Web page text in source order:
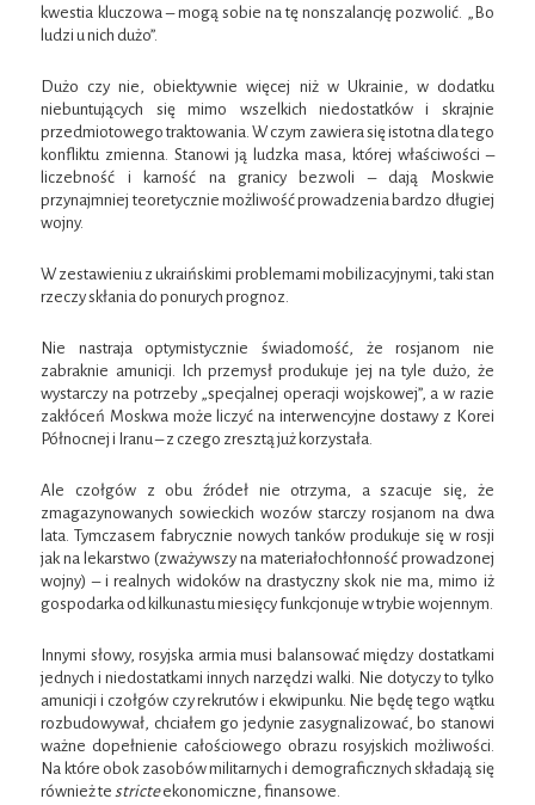
kwestia kluczowa – mogą sobie na tę nonszalancję pozwolić. „Bo
ludzi u nich dużo”.
Dużo czy nie, obiektywnie więcej niż w Ukrainie, w dodatku
niebuntujących się mimo wszelkich niedostatków i skrajnie
przedmiotowego traktowania. W czym zawiera się istotna dla tego
konfliktu zmienna. Stanowi ją ludzka masa, której właściwości –
liczebność i karność na granicy bezwoli – dają Moskwie
przynajmniej teoretycznie możliwość prowadzenia bardzo długiej
wojny.
W zestawieniu z ukraińskimi problemami mobilizacyjnymi, taki stan
rzeczy skłania do ponurych prognoz.
Nie nastraja optymistycznie świadomość, że rosjanom nie
zabraknie amunicji. Ich przemysł produkuje jej na tyle dużo, że
wystarczy na potrzeby „specjalnej operacji wojskowej”, a w razie
zakłóceń Moskwa może liczyć na interwencyjne dostawy z Korei
Północnej i Iranu – z czego zresztą już korzystała.
Ale czołgów z obu źródeł nie otrzyma, a szacuje się, że
zmagazynowanych sowieckich wozów starczy rosjanom na dwa
lata. Tymczasem fabrycznie nowych tanków produkuje się w rosji
jak na lekarstwo (zważywszy na materiałochłonność prowadzonej
wojny) – i realnych widoków na drastyczny skok nie ma, mimo iż
gospodarka od kilkunastu miesięcy funkcjonuje w trybie wojennym.
Innymi słowy, rosyjska armia musi balansować między dostatkami
jednych i niedostatkami innych narzędzi walki. Nie dotyczy to tylko
amunicji i czołgów czy rekrutów i ekwipunku. Nie będę tego wątku
rozbudowywał, chciałem go jedynie zasygnalizować, bo stanowi
ważne dopełnienie całościowego obrazu rosyjskich możliwości.
Na które obok zasobów militarnych i demograficznych składają się
również te stricteekonomiczne, finansowe.